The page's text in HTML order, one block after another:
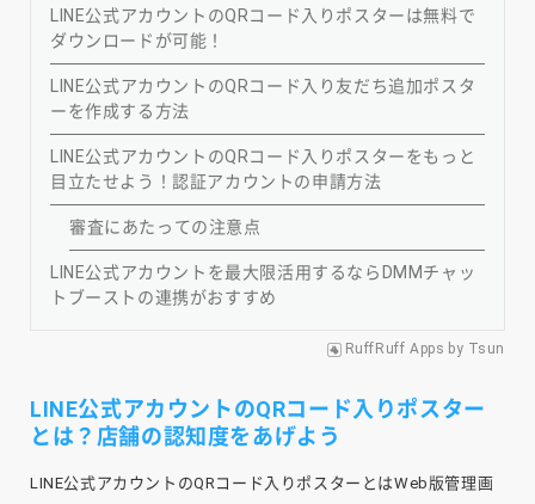
LINE公式アカウントのQRコード入りポスターは無料で
ダウンロードが可能！
LINE公式アカウントのQRコード入り友だち追加ポスタ
ーを作成する方法
LINE公式アカウントのQRコード入りポスターをもっと
目立たせよう！認証アカウントの申請方法
審査にあたっての注意点
LINE公式アカウントを最大限活用するならDMMチャッ
トブーストの連携がおすすめ
RuffRuff Apps by Tsun
LINE公式アカウントのQRコード入りポスター
とは？店舗の認知度をあげよう
LINE公式アカウントのQRコード入りポスターとはWeb版管理画